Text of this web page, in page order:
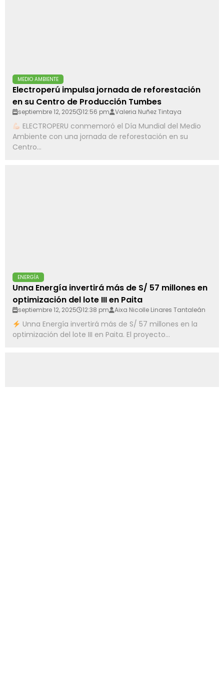
MEDIO AMBIENTE
Electroperú impulsa jornada de reforestación
en su Centro de Producción Tumbes
septiembre 12, 2025 12:56 pm Valeria Nuñez Tintaya
ELECTROPERU conmemoró el Día Mundial del Medio
Ambiente con una jornada de reforestación en su
Centro...
ENERGÍA
Unna Energía invertirá más de S/ 57 millones en
optimización del lote III en Paita
septiembre 12, 2025 12:38 pm Aixa Nicolle Linares Tantaleán
Unna Energía invertirá más de S/ 57 millones en la
optimización del lote III en Paita. El proyecto...